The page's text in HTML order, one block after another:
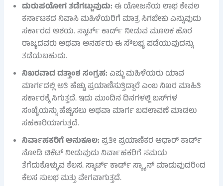
ದುರುಪಯೋಗ ತಡೆಗಟ್ಟುವುದು:ಈ ಯೋಜನೆಯ ಲಾಭ ಕೇವಲ
ಕರ್ನಾಟಕದ ನಿವಾಸಿ ಮಹಿಳೆಯರಿಗೆ ಮಾತ್ರ ಸಿಗಬೇಕು ಎನ್ನುವುದು
ಸರ್ಕಾರದ ಆಶಯ. ಸ್ಮಾರ್ಟ್ ಕಾರ್ಡ್ ನೀಡುವ ಮೂಲಕ ಹೊರ
ರಾಜ್ಯದವರು ಅಥವಾ ಅನರ್ಹರು ಈ ಸೌಲಭ್ಯ ಪಡೆಯುವುದನ್ನು
ತಡೆಯಬಹುದು.
ನಿಖರವಾದ ದತ್ತಾಂಶ ಸಂಗ್ರಹ:ಎಷ್ಟು ಮಹಿಳೆಯರು ಯಾವ
ಮಾರ್ಗದಲ್ಲಿ ಅತಿ ಹೆಚ್ಚು ಪ್ರಯಾಣಿಸುತ್ತಿದ್ದಾರೆ ಎಂಬ ನಿಖರ ಮಾಹಿತಿ
ಸರ್ಕಾರಕ್ಕೆ ಸಿಗುತ್ತದೆ. ಇದು ಮುಂದಿನ ದಿನಗಳಲ್ಲಿ ಬಸ್‌ಗಳ
ಸಂಖ್ಯೆಯನ್ನು ಹೆಚ್ಚಿಸಲು ಅಥವಾ ಮಾರ್ಗ ಬದಲಾವಣೆ ಮಾಡಲು
ಸಹಕಾರಿಯಾಗುತ್ತದೆ.
ನಿರ್ವಾಹಕರಿಗೆ ಅನುಕೂಲ:ಪ್ರತೀ ಪ್ರಯಾಣಿಕರ ಆಧಾರ್ ಕಾರ್ಡ್
ನೋಡಿ ಟಿಕೆಟ್ ನೀಡುವುದು ನಿರ್ವಾಹಕರಿಗೆ ಸಮಯ
ತೆಗೆದುಕೊಳ್ಳುವ ಕೆಲಸ. ಸ್ಮಾರ್ಟ್ ಕಾರ್ಡ್ ಸ್ಕ್ಯಾನ್ ಮಾಡುವುದರಿಂದ
ಕೆಲಸ ಸುಲಭ ಮತ್ತು ವೇಗವಾಗುತ್ತದೆ.